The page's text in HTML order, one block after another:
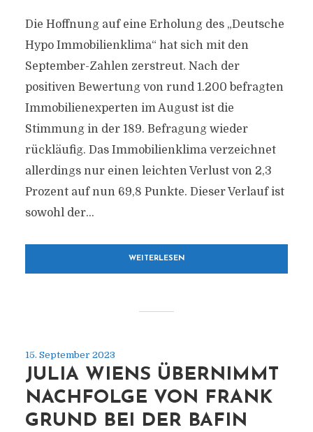
Die Hoffnung auf eine Erholung des „Deutsche
Hypo Immobilienklima“ hat sich mit den
September-Zahlen zerstreut. Nach der
positiven Bewertung von rund 1.200 befragten
Immobilienexperten im August ist die
Stimmung in der 189. Befragung wieder
rückläufig. Das Immobilienklima verzeichnet
allerdings nur einen leichten Verlust von 2,3
Prozent auf nun 69,8 Punkte. Dieser Verlauf ist
sowohl der...
WEITERLESEN
15. September 2023
JULIA WIENS ÜBERNIMMT
NACHFOLGE VON FRANK
GRUND BEI DER BAFIN